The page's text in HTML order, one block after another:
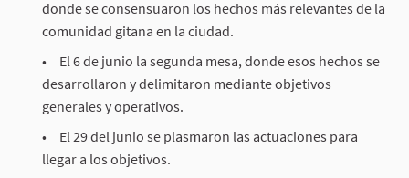
donde se consensuaron los hechos más relevantes de la
comunidad gitana en la ciudad.
El 6 de junio la segunda mesa, donde esos hechos se
desarrollaron y delimitaron mediante objetivos
generales y operativos.
El 29 del junio se plasmaron las actuaciones para
llegar a los objetivos.